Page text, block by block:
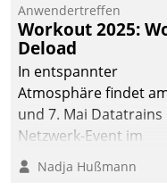
Anwendertreffen
Workout 2025:
Deload
In entspannter
Atmosphäre findet
und 7. Mai Datatrains
Netzwerk-Event im
Kunden- und
statt. Zentrale Frage:
Nadja Hußmann